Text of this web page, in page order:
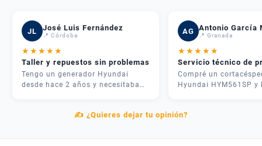
JL José Luis Fernández
📍 Córdoba
★★★★★
Taller y repuestos sin problemas
Tengo un generador Hyundai
desde hace 2 años y necesitaba
claro y en 3 días lo tenía como
AG Antonio García
📍 Granada
★★★★★
Servicio técnico de
Compré un
Hyundai HYM561SP y
teléfono y me
✍️ ¿Quieres dejar tu opinión?